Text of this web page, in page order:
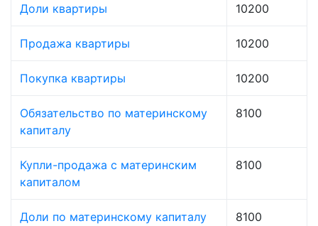
Доли квартиры 10200
Продажа квартиры 10200
Покупка квартиры 10200
Обязательство по материнскому
капиталу
8100
Купли-продажа с материнским
капиталом
8100
Доли по материнскому капиталу 8100